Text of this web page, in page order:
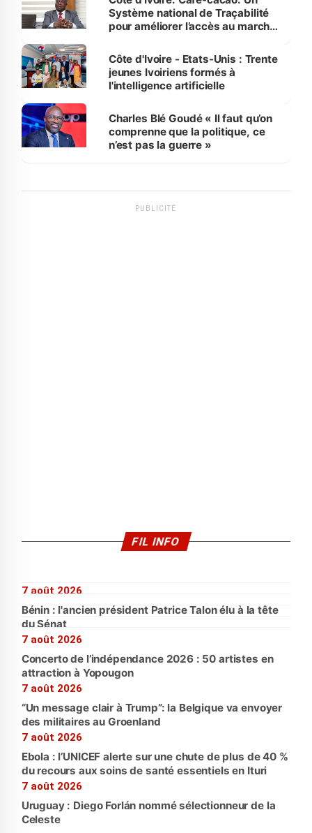
Système national de Traçabilité
pour améliorer l’accès au marché
Côte d'Ivoire - Etats-Unis : Trente
jeunes Ivoiriens formés à
l'intelligence artificielle
Charles Blé Goudé « Il faut qu’on
comprenne que la politique, ce
n’est pas la guerre »
PUBLICITÉ
FIL INFO
7 août 2026
Bénin : l'ancien président Patrice Talon élu à la tête
du Sénat
7 août 2026
Concerto de l’indépendance 2026 : 50 artistes en
attraction à Yopougon
7 août 2026
“Un message clair à Trump”: la Belgique va envoyer
des militaires au Groenland
7 août 2026
Ebola : l’UNICEF alerte sur une chute de plus de 40 %
du recours aux soins de santé essentiels en Ituri
7 août 2026
Uruguay : Diego Forlán nommé sélectionneur de la
Celeste